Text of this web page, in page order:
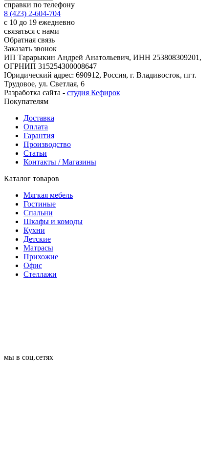
справки по телефону
8 (423) 2-604-704
с 10 до 19 ежедневно
связаться с нами
Обратная связь
Заказать звонок
ИП Тарарыкин Андрей Анатольевич, ИНН 253808309201,
ОГРНИП 315254300008647
Юридический адрес: 690912, Россия, г. Владивосток, пгт.
Трудовое, ул. Светлая, 6
Разработка сайта - студия Кефирок
Покупателям
Доставка
Оплата
Гарантия
Производство
Статьи
Контакты / Магазины
Каталог товаров
Мягкая мебель
Гостиные
Спальни
Шкафы и комоды
Кухни
Детские
Матрасы
Прихожие
Офис
Стеллажи
мы в соц.сетях